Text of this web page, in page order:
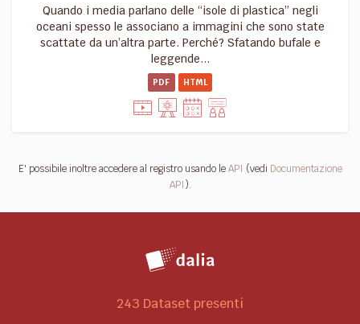
Quando i media parlano delle “isole di plastica” negli
oceani spesso le associano a immagini che sono state
scattate da un’altra parte. Perché? Sfatando bufale e
leggende...
PDF HTML
E' possibile inoltre accedere al registro usando leAPI (vedi Documentazione
API).
243 Dataset presenti